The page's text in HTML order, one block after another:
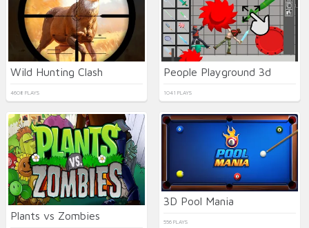
Wild Hunting Clash
4608 PLAYS
People Playground 3d
1041 PLAYS
Plants vs Zombies
3D Pool Mania
556 PLAYS